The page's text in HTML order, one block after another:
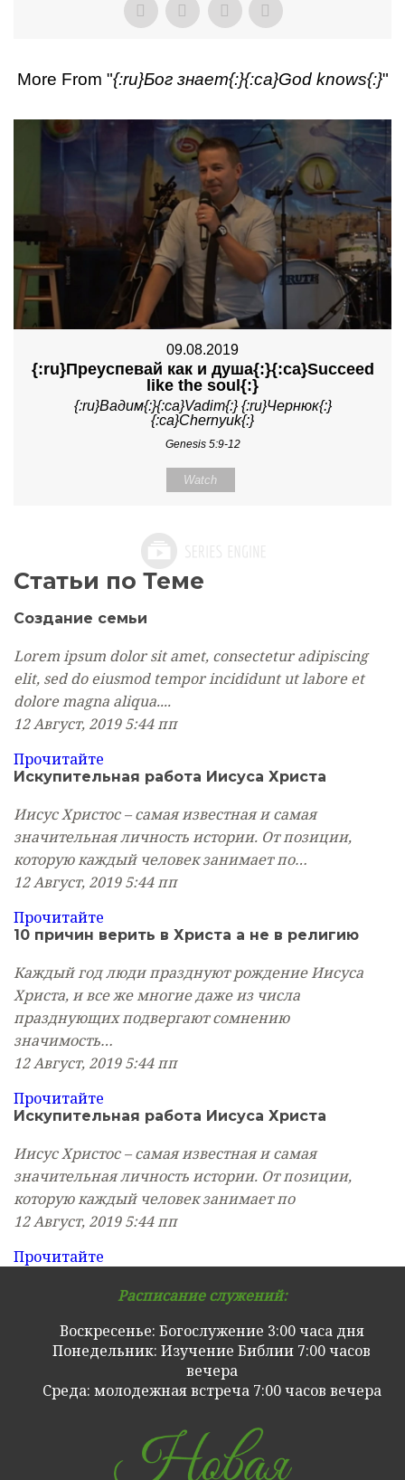
More From "{:ru}Бог знает{:}{:ca}God knows{:}"
09.08.2019
{:ru}Преуспевай как и душа{:}{:ca}Succeed
like the soul{:}
{:ru}Вадим{:}{:ca}Vadim{:} {:ru}Чернюк{:}
{:ca}Chernyuk{:}
Genesis 5:9-12
Watch
Статьи по Теме
Создание семьи
Lorem ipsum dolor sit amet, consectetur adipiscing
elit, sed do eiusmod tempor incididunt ut labore et
dolore magna aliqua....
12 Август, 20195:44 пп
Прочитайте
Искупительная работа Иисуса Христа
Иисус Христос – самая известная и самая
значительная личность истории. От позиции,
которую каждый человек занимает по…
12 Август, 20195:44 пп
Прочитайте
10 причин верить в Христа а не в религию
Каждый год люди празднуют рождение Иисуса
Христа, и все же многие даже из числа
празднующих подвергают сомнению
значимость…
12 Август, 20195:44 пп
Прочитайте
Искупительная работа Иисуса Христа
Иисус Христос – самая известная и самая
значительная личность истории. От позиции,
которую каждый человек занимает по
12 Август, 20195:44 пп
Прочитайте
Расписание служений:
Воскресенье: Богослужение 3:00 часа дня
Понедельник: Изучение Библии 7:00 часов
вечера
Cреда: молодежная встреча 7:00 часов вечера